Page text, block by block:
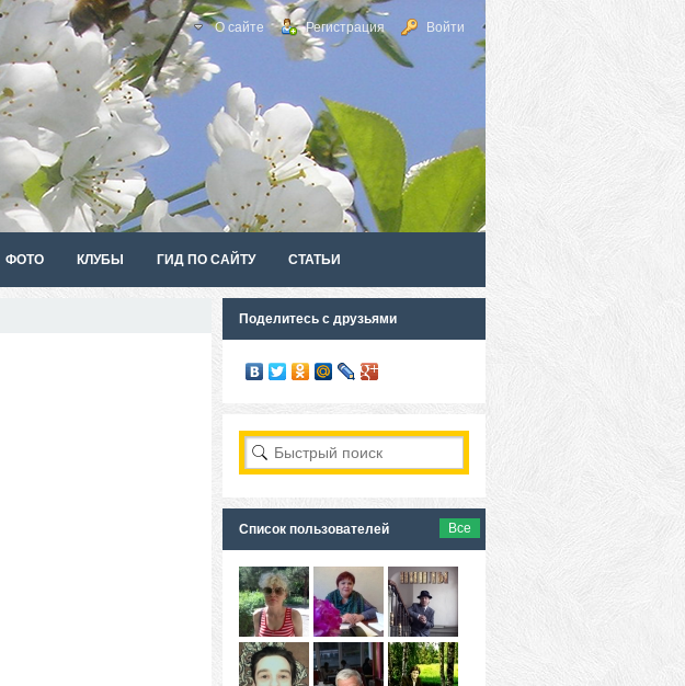
О сайте Регистрация Войти
ФОТО КЛУБЫ ГИД ПО САЙТУ СТАТЬИ
Поделитесь с друзьями
Список пользователей Все